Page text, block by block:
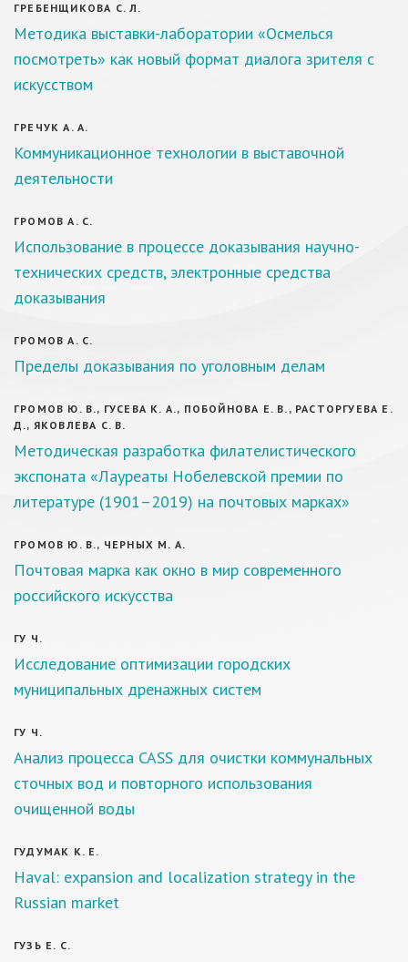
ГРЕБЕНЩИКОВА С. Л.
Методика выставки-лаборатории «Осмелься
посмотреть» как новый формат диалога зрителя с
искусством
ГРЕЧУК А. А.
Коммуникационное технологии в выставочной
деятельности
ГРОМОВ А. С.
Использование в процессе доказывания научно-
технических средств, электронные средства
доказывания
ГРОМОВ А. С.
Пределы доказывания по уголовным делам
ГРОМОВ Ю. В., ГУСЕВА К. А., ПОБОЙНОВА Е. В., РАСТОРГУЕВА Е.
Д., ЯКОВЛЕВА С. В.
Методическая разработка филателистического
экспоната «Лауреаты Нобелевской премии по
литературе (1901–2019) на почтовых марках»
ГРОМОВ Ю. В., ЧЕРНЫХ М. А.
Почтовая марка как окно в мир современного
российского искусства
ГУ Ч.
Исследование оптимизации городских
муниципальных дренажных систем
ГУ Ч.
Анализ процесса CASS для очистки коммунальных
сточных вод и повторного использования
очищенной воды
ГУДУМАК К. Е.
Haval: expansion and localization strategy in the
Russian market
ГУЗЬ Е. С.